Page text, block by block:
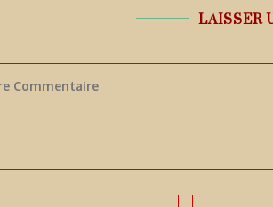
LAISSER